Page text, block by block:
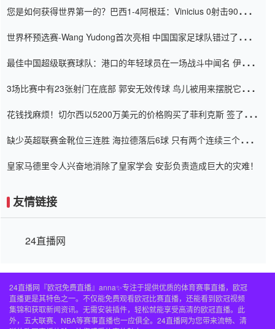
您是如何获得世界第一的？巴西1-4阿根廷：Vinicius 0射击90分钟
世界杯预选赛-Wang Yudong首次亮相 中国国家足球队错过了世界
最佳中国超级联赛球队：港口的年轻球员在一场战斗中闻名 伊万放
3场比赛中有23张射门在底部 郭安无效传球 鸟儿被用来摆脱它
花钱找麻烦！切尔西以5200万美元的价格购买了菲利克斯 签了7年
缺少英超联赛金靴位三连胜 海拉德落后6球 只有两个连续三个连续
皇家马德里令人兴奋地消除了皇家学会 安彭负责造成巨大的灾难！
友情链接
24直播网
24直播网『欧冠免费直播』anna✨专注于提供优质的体育赛事直播，欧冠
直播更是其特色之一。不仅能免费观看欧冠比赛直播，还能看到欧冠视频
集锦和获取新闻资讯。无需安装插件，轻松就能享受高清的欧冠直播。此
外，五大联赛、NBA等赛事直播也一应俱全。24直播网为您带来流畅、清